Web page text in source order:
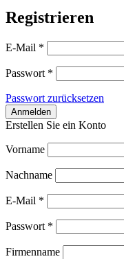
Registrieren
E-Mail *
Passwort *
Passwort zurücksetzen
Erstellen Sie ein Konto
Vorname
Nachname
E-Mail *
Passwort *
Firmenname